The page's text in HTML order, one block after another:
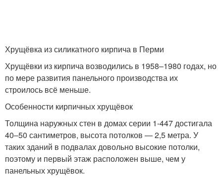
Хрущёвка из силикатного кирпича в Перми
Хрущёвки из кирпича возводились в 1958–1980 годах, но
по мере развития панельного производства их
строилось всё меньше.
Особенности кирпичных хрущёвок
Толщина наружных стен в домах серии 1-447 достигала
40–50 сантиметров, высота потолков — 2,5 метра. У
таких зданий в подвалах довольно высокие потолки,
поэтому и первый этаж расположен выше, чем у
панельных хрущёвок.